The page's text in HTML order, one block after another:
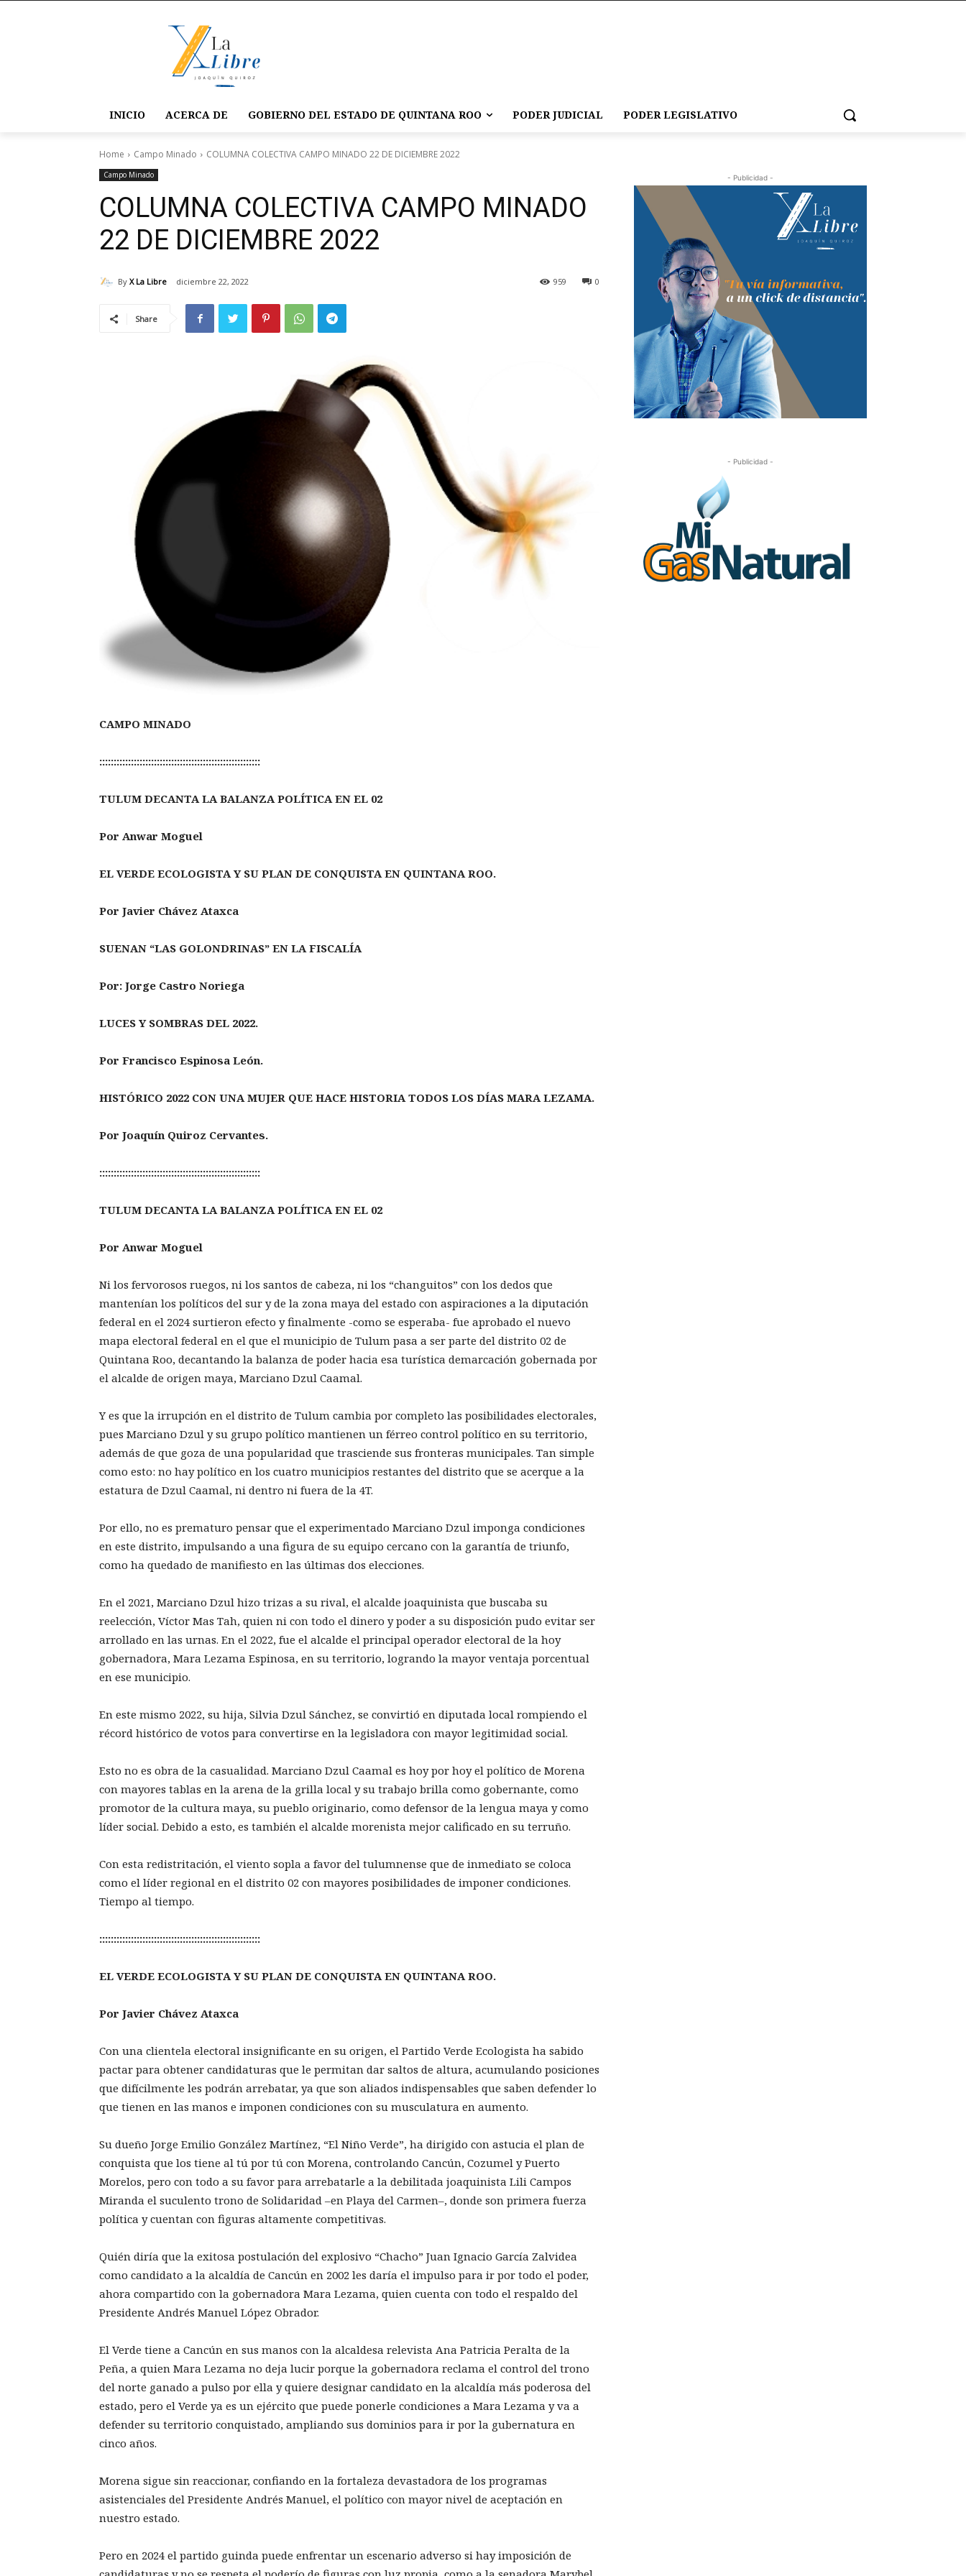
INICIO ACERCA DE GOBIERNO DEL ESTADO DE QUINTANA ROO PODER JUDICIAL PODER LEGISLATIVO
Home Campo Minado COLUMNA COLECTIVA CAMPO MINADO 22 DE DICIEMBRE 2022
Campo Minado
COLUMNA COLECTIVA CAMPO MINADO
22 DE DICIEMBRE 2022
By X La Libre diciembre 22, 2022 0
959
Share
CAMPO MINADO
::::::::::::::::::::::::::::::::::::::::::::::::::::::::
TULUM DECANTA LA BALANZA POLÍTICA EN EL 02
Por Anwar Moguel
EL VERDE ECOLOGISTA Y SU PLAN DE CONQUISTA EN QUINTANA ROO.
Por Javier Chávez Ataxca
SUENAN “LAS GOLONDRINAS” EN LA FISCALÍA
Por: Jorge Castro Noriega
LUCES Y SOMBRAS DEL 2022.
Por Francisco Espinosa León.
HISTÓRICO 2022 CON UNA MUJER QUE HACE HISTORIA TODOS LOS DÍAS MARA LEZAMA.
Por Joaquín Quiroz Cervantes.
::::::::::::::::::::::::::::::::::::::::::::::::::::::::
TULUM DECANTA LA BALANZA POLÍTICA EN EL 02
Por Anwar Moguel
Ni los fervorosos ruegos, ni los santos de cabeza, ni los “changuitos” con los dedos que
mantenían los políticos del sur y de la zona maya del estado con aspiraciones a la diputación
federal en el 2024 surtieron efecto y finalmente -como se esperaba- fue aprobado el nuevo
mapa electoral federal en el que el municipio de Tulum pasa a ser parte del distrito 02 de
Quintana Roo, decantando la balanza de poder hacia esa turística demarcación gobernada por
el alcalde de origen maya, Marciano Dzul Caamal.
Y es que la irrupción en el distrito de Tulum cambia por completo las posibilidades electorales,
pues Marciano Dzul y su grupo político mantienen un férreo control político en su territorio,
además de que goza de una popularidad que trasciende sus fronteras municipales. Tan simple
como esto: no hay político en los cuatro municipios restantes del distrito que se acerque a la
estatura de Dzul Caamal, ni dentro ni fuera de la 4T.
Por ello, no es prematuro pensar que el experimentado Marciano Dzul imponga condiciones
en este distrito, impulsando a una figura de su equipo cercano con la garantía de triunfo,
como ha quedado de manifiesto en las últimas dos elecciones.
En el 2021, Marciano Dzul hizo trizas a su rival, el alcalde joaquinista que buscaba su
reelección, Víctor Mas Tah, quien ni con todo el dinero y poder a su disposición pudo evitar ser
arrollado en las urnas. En el 2022, fue el alcalde el principal operador electoral de la hoy
gobernadora, Mara Lezama Espinosa, en su territorio, logrando la mayor ventaja porcentual
en ese municipio.
En este mismo 2022, su hija, Silvia Dzul Sánchez, se convirtió en diputada local rompiendo el
récord histórico de votos para convertirse en la legisladora con mayor legitimidad social.
Esto no es obra de la casualidad. Marciano Dzul Caamal es hoy por hoy el político de Morena
con mayores tablas en la arena de la grilla local y su trabajo brilla como gobernante, como
promotor de la cultura maya, su pueblo originario, como defensor de la lengua maya y como
líder social. Debido a esto, es también el alcalde morenista mejor calificado en su terruño.
Con esta redistritación, el viento sopla a favor del tulumnense que de inmediato se coloca
como el líder regional en el distrito 02 con mayores posibilidades de imponer condiciones.
Tiempo al tiempo.
::::::::::::::::::::::::::::::::::::::::::::::::::::::::
EL VERDE ECOLOGISTA Y SU PLAN DE CONQUISTA EN QUINTANA ROO.
Por Javier Chávez Ataxca
Con una clientela electoral insignificante en su origen, el Partido Verde Ecologista ha sabido
pactar para obtener candidaturas que le permitan dar saltos de altura, acumulando posiciones
que difícilmente les podrán arrebatar, ya que son aliados indispensables que saben defender lo
que tienen en las manos e imponen condiciones con su musculatura en aumento.
Su dueño Jorge Emilio González Martínez, “El Niño Verde”, ha dirigido con astucia el plan de
conquista que los tiene al tú por tú con Morena, controlando Cancún, Cozumel y Puerto
Morelos, pero con todo a su favor para arrebatarle a la debilitada joaquinista Lili Campos
Miranda el suculento trono de Solidaridad –en Playa del Carmen–, donde son primera fuerza
política y cuentan con figuras altamente competitivas.
Quién diría que la exitosa postulación del explosivo “Chacho” Juan Ignacio García Zalvidea
como candidato a la alcaldía de Cancún en 2002 les daría el impulso para ir por todo el poder,
ahora compartido con la gobernadora Mara Lezama, quien cuenta con todo el respaldo del
Presidente Andrés Manuel López Obrador.
El Verde tiene a Cancún en sus manos con la alcaldesa relevista Ana Patricia Peralta de la
Peña, a quien Mara Lezama no deja lucir porque la gobernadora reclama el control del trono
del norte ganado a pulso por ella y quiere designar candidato en la alcaldía más poderosa del
estado, pero el Verde ya es un ejército que puede ponerle condiciones a Mara Lezama y va a
defender su territorio conquistado, ampliando sus dominios para ir por la gubernatura en
cinco años.
Morena sigue sin reaccionar, confiando en la fortaleza devastadora de los programas
asistenciales del Presidente Andrés Manuel, el político con mayor nivel de aceptación en
nuestro estado.
Pero en 2024 el partido guinda puede enfrentar un escenario adverso si hay imposición de
- Publicidad -
- Publicidad -